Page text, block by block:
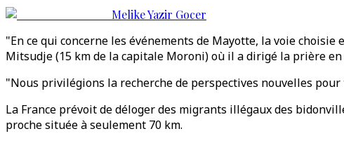
Melike Yazir Gocer
"En ce qui concerne les événements de Mayotte, la voie
Mitsudje (15 km de la capitale Moroni) où il a dirigé la prière
"Nous privilégions la recherche de perspectives nouvelles
La France prévoit de déloger des migrants illégaux des
proche située à seulement 70 km.